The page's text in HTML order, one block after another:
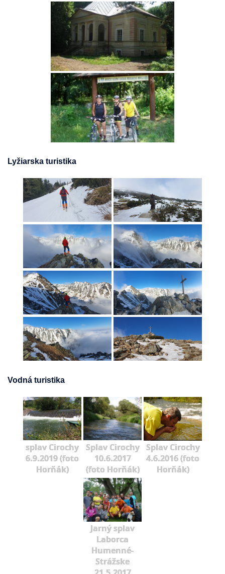
Lyžiarska turistika
Vodná turistika
splav Cirochy
6.9.2019 (foto
Horňák)
Splav Cirochy
10.6.2017
(foto Horňák)
Splav Cirochy
4.6.2016 (foto
Horňák)
Jarný splav
Laborca
Humenné-
Strážske